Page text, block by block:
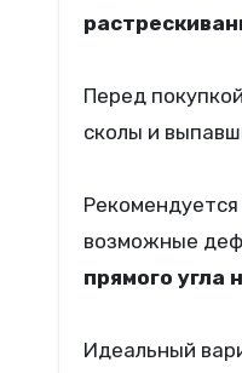
Перед
сколы и
возможные
прямого
Идеальный